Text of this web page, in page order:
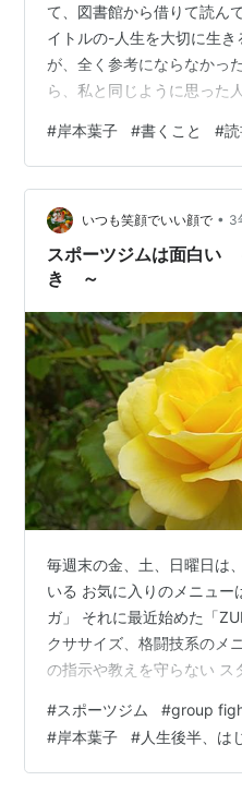
て、図書館から借りて読ん
イトルの-人生を大切に生
が、全く参考にならなかっ
ら、私と同じように思った
れた文章は、なるほど、と
がかたくて記憶には残らな
金がなくても、場所や特別
味？で、俳句や短歌でなく
だということが伝わってき
ことの一つであり、ひとり
#岸本葉子 #書くこと #
いつも笑顔でいい顔で • 3
スポーツジムは面白い
き ～
毎週末の金、土、日曜日は
いる お気に入りのメニュ
ガ」 それに最近始めた「
クササイズ、格闘技系のメ
の指示や教えを守らない ス
これが楽しい あまりにも
日、土曜日担当の若い女性
「ほらほらそんなに暴れな
#スポーツジム #group
#岸本葉子 #人生後半、は